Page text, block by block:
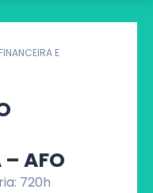
E
AFO
720h